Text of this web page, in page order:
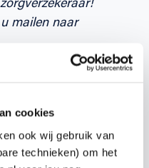
cookies
ook wij gebruik van
technieken) om het
mailen naar